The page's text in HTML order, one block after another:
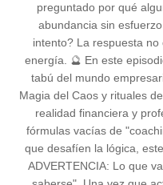
preguntado por qué
abundancia sin
intento? La respuesta
energía. 🔮 En este
tabú del mundo
Magia del Caos y rituales
realidad financiera y
fórmulas vacías de
que desafíen la lógica,
ADVERTENCIA: Lo que